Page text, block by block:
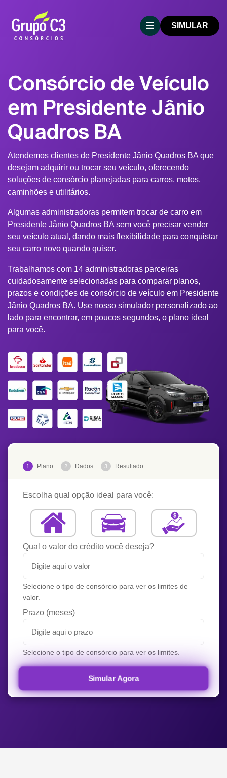
SIMULAR
Consórcio de Veículo
em Presidente Jânio
Quadros BA
Atendemos clientes de Presidente Jânio Quadros BA que
desejam adquirir ou trocar seu veículo, oferecendo
soluções de consórcio planejadas para carros, motos,
caminhões e utilitários.
Algumas administradoras permitem trocar de carro em
Presidente Jânio Quadros BA sem você precisar vender
seu veículo atual, dando mais flexibilidade para conquistar
seu carro novo quando quiser.
Trabalhamos com 14 administradoras parceiras
cuidadosamente selecionadas para comparar planos,
prazos e condições de consórcio de veículo em Presidente
Jânio Quadros BA. Use nosso simulador personalizado ao
lado para encontrar, em poucos segundos, o plano ideal
para você.
1 Plano 2 Dados 3 Resultado
Escolha qual opção ideal para você:
Qual o valor do crédito você deseja?
Selecione o tipo de consórcio para ver os limites de
valor.
Prazo (meses)
Selecione o tipo de consórcio para ver os limites.
Simular Agora